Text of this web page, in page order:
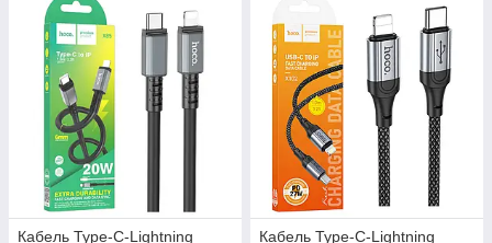
Кабель Type-C-Lightning
Кабель Type-C-Lightning